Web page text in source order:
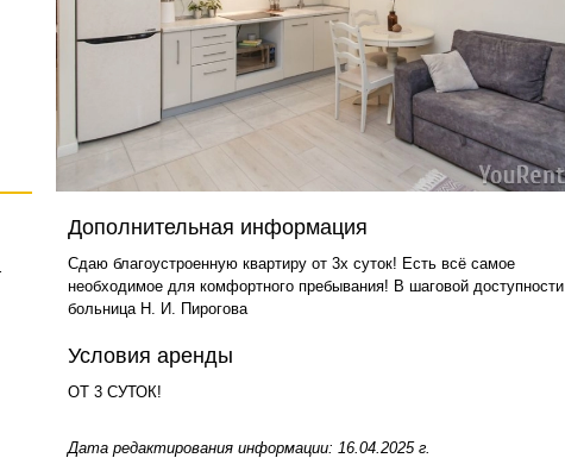
Дополнительная информация
Сдаю благоустроенную квартиру от 3х суток! Есть всё самое
необходимое для комфортного пребывания! В шаговой доступности
больница Н. И. Пирогова
Условия аренды
ОТ 3 СУТОК!
Дата редактирования информации: 16.04.2025 г.